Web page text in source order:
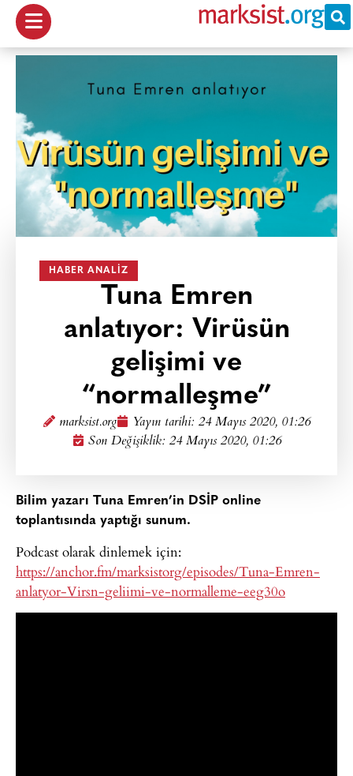
HABER ANALIZ
Tuna Emren
anlatıyor: Virüsün
gelişimi ve
“normalleşme”
marksist.org Yayın tarihi: 24 Mayıs 2020, 01:26
Son Değişiklik: 24 Mayıs 2020, 01:26
Bilim yazarı Tuna Emren’in DSİP online
toplantısında yaptığı sunum.
Podcast olarak dinlemek için:
https://anchor.fm/marksistorg/episodes/Tuna-Emren-
anlatyor-Virsn-geliimi-ve-normalleme-eeg30o